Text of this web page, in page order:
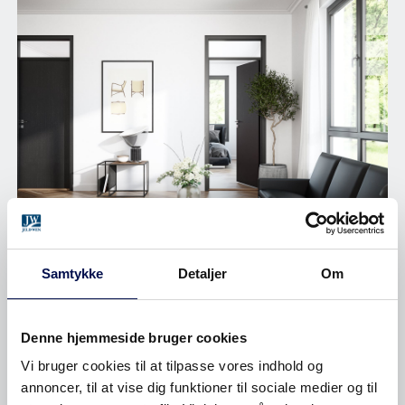
Samtykke Detaljer Om
Denne hjemmeside bruger cookies
Vi bruger cookies til at tilpasse vores indhold og
annoncer, til at vise dig funktioner til sociale medier og til
PLAN INDVENDIGE DØRE
PLAN - FRA RETRO TIL